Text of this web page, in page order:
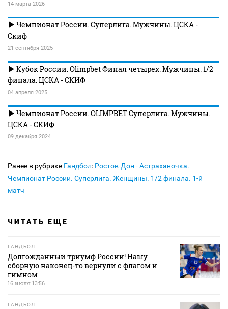
14 марта 2026
Чемпионат России. Суперлига. Мужчины. ЦСКА -
Скиф
21 сентября 2025
Кубок России. Olimpbet Финал четырех. Мужчины. 1/2
финала. ЦСКА - СКИФ
04 апреля 2025
Чемпионат России. OLIMPBET Суперлига. Мужчины.
ЦСКА - СКИФ
09 декабря 2024
Ранее в рубрике Гандбол: Ростов-Дон - Астраханочка.
Чемпионат России. Суперлига. Женщины. 1/2 финала. 1-й
матч
ЧИТАТЬ ЕЩЕ
ГАНДБОЛ
Долгожданный триумф России! Нашу
сборную наконец-то вернули с флагом и
гимном
16 июля 13:56
ГАНДБОЛ